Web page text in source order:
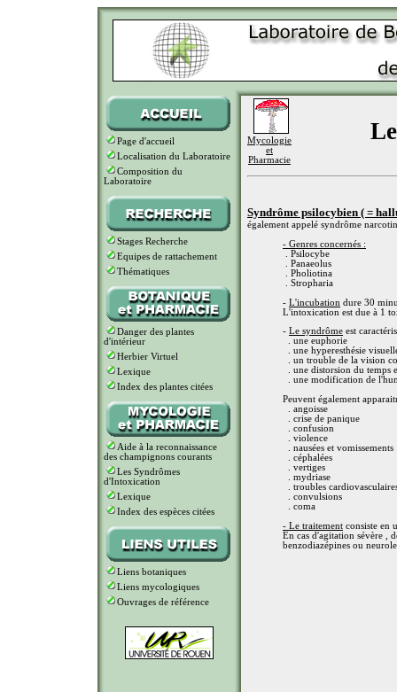
Page d'accueil
Localisation du Laboratoire
Composition du
Laboratoire
Stages Recherche
Equipes de rattachement
Thématiques
Danger des plantes
d'intérieur
Herbier Virtuel
Lexique
Index des plantes citées
Aide à la reconnaissance
des champignons courants
Les Syndrômes
d'Intoxication
Lexique
Index des espèces citées
Liens botaniques
Liens mycologiques
Ouvrages de référence
Mycologie
et
Pharmacie
Syndrôme psilocybien ( =
également appelé syndrôme
- Genres concernés :
. Psilocybe
. Panaeolus
. Pholiotina
. Stropharia
- L'incubation dure 30
L'intoxication est due à 1
- Le syndrôme est
. une euphorie
. une hyperesthésie
. un trouble de la vision
. une distorsion du temps
. une modification de
Peuvent également
. angoisse
. crise de panique
. confusion
. violence
. nausées et vomissements
. céphalées
. vertiges
. mydriase
. troubles
. convulsions
. coma
- Le traitement consiste en
En cas d'agitation sévère ,
benzodiazépines ou